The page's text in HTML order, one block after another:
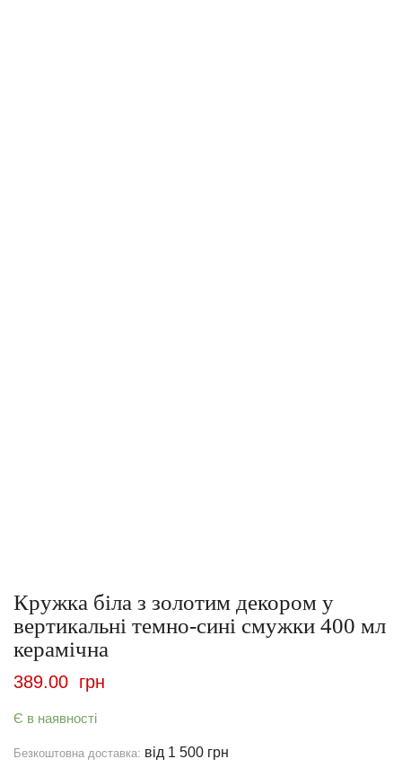
Кружка біла з золотим декором у
вертикальні темно-сині смужки 400 мл
керамічна
389.00 грн
Є в наявності
Безкоштовна доставка: від 1 500 грн